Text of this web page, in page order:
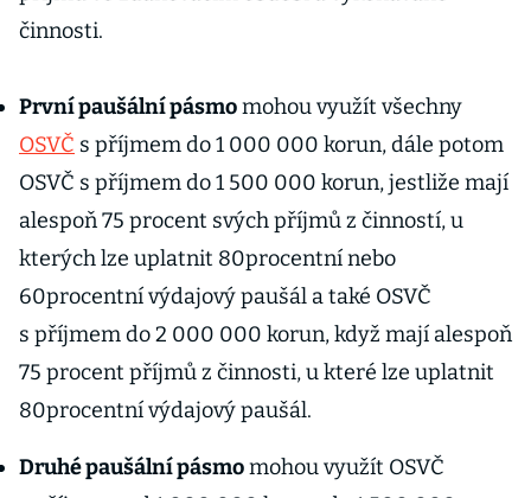
činnosti.
První paušální pásmomohou využít všechny
OSVČ s příjmem do 1 000 000 korun, dále potom
OSVČ s příjmem do 1 500 000 korun, jestliže mají
alespoň 75 procent svých příjmů z činností, u
kterých lze uplatnit 80procentní nebo
60procentní výdajový paušál a také OSVČ
s příjmem do 2 000 000 korun, když mají alespoň
75 procent příjmů z činnosti, u které lze uplatnit
80procentní výdajový paušál.
Druhé paušální pásmomohou využít OSVČ